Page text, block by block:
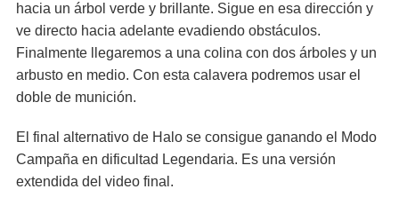
hacia un árbol verde y brillante. Sigue en esa dirección y
ve directo hacia adelante evadiendo obstáculos.
Finalmente llegaremos a una colina con dos árboles y un
arbusto en medio. Con esta calavera podremos usar el
doble de munición.
El final alternativo de Halo se consigue ganando el Modo
Campaña en dificultad Legendaria. Es una versión
extendida del video final.